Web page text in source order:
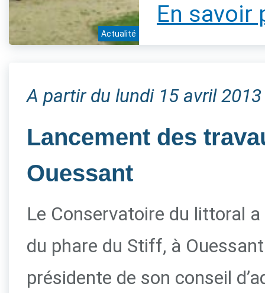
Actualité
En savoir
A partir du lundi 15 avril 2013
Lancement des
Ouessant
Le Conservatoire du littoral
du phare du Stiff, à
présidente de son conseil